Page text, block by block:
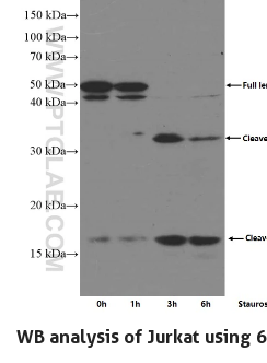
WB analysis of Jurkat using